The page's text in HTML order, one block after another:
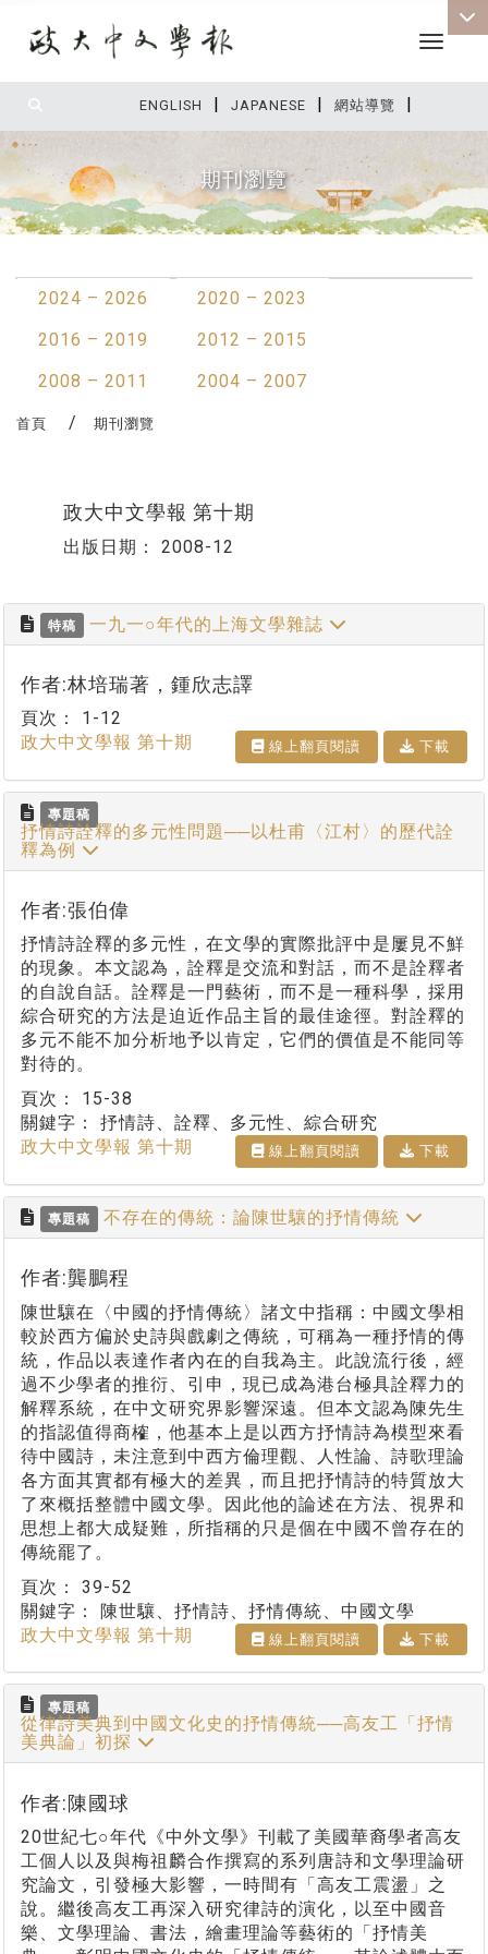
ENGLISH | JAPANESE | 網站導覽 |
Toggle
期刊瀏覽
2024 – 2026
2020 – 2023
2016 – 2019
2012 – 2015
2008 – 2011
2004 – 2007
首頁 期刊瀏覽
政大中文學報 第十期
出版日期： 2008-12
特稿 一九一○年代的上海文學雜誌
作者:林培瑞著，鍾欣志譯
頁次： 1-12
政大中文學報 第十期
線上翻⾴閱讀 下載
專題稿
抒情詩詮釋的多元性問題──以杜甫〈江村〉的歷代詮
釋為例
作者:張伯偉
抒情詩詮釋的多元性，在文學的實際批評中是屢見不鮮
的現象。本文認為，詮釋是交流和對話，而不是詮釋者
的自說自話。詮釋是一門藝術，而不是一種科學，採用
綜合研究的方法是迫近作品主旨的最佳途徑。對詮釋的
多元不能不加分析地予以肯定，它們的價值是不能同等
對待的。
頁次： 15-38
關鍵字： 抒情詩、詮釋、多元性、綜合研究
政大中文學報 第十期
線上翻⾴閱讀 下載
專題稿 不存在的傳統：論陳世驤的抒情傳統
作者:龔鵬程
陳世驤在〈中國的抒情傳統〉諸文中指稱：中國文學相
較於西方偏於史詩與戲劇之傳統，可稱為一種抒情的傳
統，作品以表達作者內在的自我為主。此說流行後，經
過不少學者的推衍、引申，現已成為港台極具詮釋力的
解釋系統，在中文研究界影響深遠。但本文認為陳先生
的指認值得商榷，他基本上是以西方抒情詩為模型來看
待中國詩，未注意到中西方倫理觀、人性論、詩歌理論
各方面其實都有極大的差異，而且把抒情詩的特質放大
了來概括整體中國文學。因此他的論述在方法、視界和
思想上都大成疑難，所指稱的只是個在中國不曾存在的
傳統罷了。
頁次： 39-52
關鍵字： 陳世驤、抒情詩、抒情傳統、中國文學
政大中文學報 第十期
線上翻⾴閱讀 下載
專題稿
從律詩美典到中國文化史的抒情傳統──高友工「抒情
美典論」初探
作者:陳國球
20世紀七○年代《中外文學》刊載了美國華裔學者高友
工個人以及與梅祖麟合作撰寫的系列唐詩和文學理論研
究論文，引發極大影響，一時間有「高友工震盪」之
說。繼後高友工再深入研究律詩的演化，以至中國音
樂、文學理論、書法，繪畫理論等藝術的「抒情美